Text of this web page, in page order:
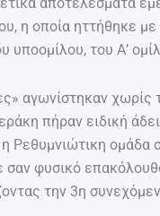
αποτελέσματα
η οποία ηττήθηκε
υποομίλου, του Α’
αγωνίστηκαν
πήραν ειδική
Ρεθυμνιώτικη ομάδα
σαν φυσικό
την 3η